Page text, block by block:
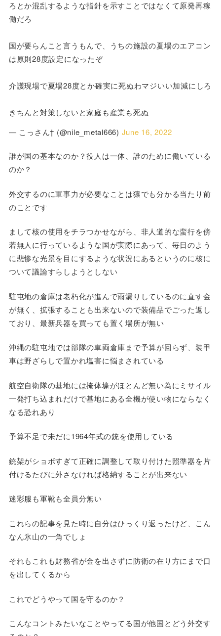
ろとか混乱するような指針を示すことではなくて原発再稼
働だろ
国が要らんこと言うもんで、うちの施設の夏場のエアコン
は原則28度設定になったぞ
介護現場で夏場28度とか確実に死ぬわマジいい加減にしろ
きちんと対策しないと家庭も産業も死ぬ
— こっさん† (@nile_metal666) June 16, 2022
誰が国の基本なのか？役人は一体、誰のために働いている
のか？
外交するのに軍事力が必要なことは猿でも分かる当たり前
のことです
まして核の使用をチラつかせながら、非人道的な蛮行を傍
若無人に行っているような国が実際にあって、毎日のよう
に悲惨な光景を目にするような状況にあるというのに核に
ついて議論すらしようとしない
駐屯地の倉庫は老朽化が進んで雨漏りしているのに直す金
が無く、拡張することも出来ないので装備品でごった返し
ており、最新兵器を買っても置く場所が無い
沖縄の駐屯地では部隊の車両倉庫まで予算が回らず、装甲
車は野ざらしで置かれ塩害に悩まされている
航空自衛隊の基地には掩体壕がほとんど無い為にミサイル
一発打ち込まれだけで基地にある全機が使い物にならなく
なる恐れあり
予算不足で未だに1964年式の銃を使用している
銃架がショボすぎて正確に調整して取り付けた照準器を片
付けるたびに外さなければ格納することが出来ない
迷彩服も軍靴も全員分無い
これらの記事を見た時に自分はひっくり返ったけど、こん
なん氷山の一角でしょ
それもこれも財務省が金を出さずに防衛の在り方にまで口
を出してくるから
これでどうやって国を守るのか？
こんなコントみたいなことやってる国が他国とどう外交す